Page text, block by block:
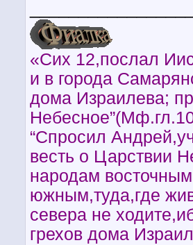
«Сих 12,послал
и в города
дома Израилева;
“Спросил
весть о Царствии
народам
южным,туда,где
севера не
грехов дома